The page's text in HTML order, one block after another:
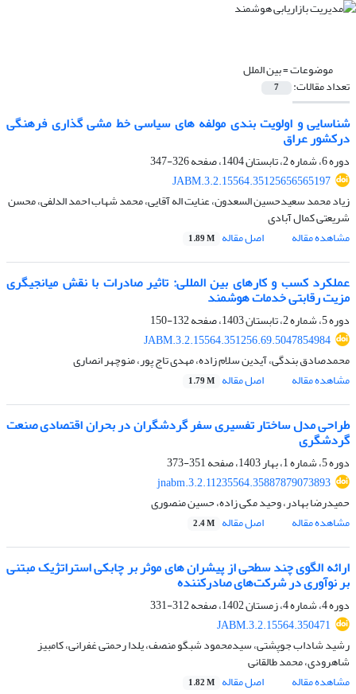
موضوعات =بین الملل
تعداد مقالات: 7
شناسایی و اولویت بندی مولفه های سیاسی خط مشی گذاری فرهنگی
درکشور عراق
دوره 6، شماره 2، تابستان 1404، صفحه
326-347
JABM.3.2.15564.35125656565197
زیاد محمد سعیدحسین السعدون، عنایت اله آقایی، محمد شهاب احمد الدلفی، محسن
شریعتی کمال آبادی
مشاهده مقاله
اصل مقاله 1.89 M
عملکرد کسب و کارهای بین المللی: تاثیر صادرات با نقش میانجیگری
مزیت رقابتی خدمات هوشمند
دوره 5، شماره 2، تابستان 1403، صفحه
132-150
JABM.3.2.15564.351256.69.5047854984
محمدصادق بندگی، آیدین سلام زاده، مهدی تاج پور، منوچهر انصاری
مشاهده مقاله
اصل مقاله 1.79 M
طراحی مدل ساختار تفسیری سفر گردشگران در بحران‌ اقتصادی صنعت
گردشگری
دوره 5، شماره 1، بهار 1403، صفحه
351-373
jnabm.3.2.11235564.35887879073893
حمیدرضا بهادر، وحید مکی زاده، حسین منصوری
مشاهده مقاله
اصل مقاله 2.4 M
ارائه الگوی چند سطحی از پیشران های موثر بر چابکی استراتژیک مبتنی
بر نوآوری در شرکت‌های صادرکننده
دوره 4، شماره 4، زمستان 1402، صفحه
312-331
JABM.3.2.15564.350471
رشید شاداب جوپشتی، سیدمحمود شبگو منصف، یلدا رحمتی غفرانی، کامبیز
شاهرودی، محمد طالقانی
مشاهده مقاله
اصل مقاله 1.82 M